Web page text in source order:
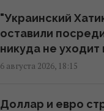
Когда у Украины
собственная
"Украинский
оставили
никуда не
6 августа 2026, 18:15
Доллар и евро